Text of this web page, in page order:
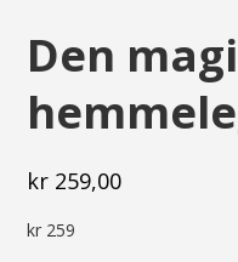
Den
kr 259,00
kr 259